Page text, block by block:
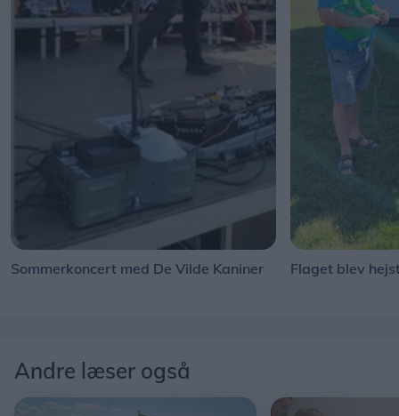
Sommerkoncert med De Vilde Kaniner Flaget blev
Andre læser også